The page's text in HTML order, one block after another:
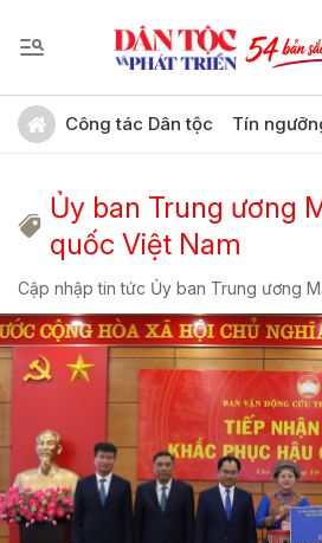
Công tác Dân tộc Tín
Ủy ban Trung ương
quốc Việt Nam
Cập nhập tin tức Ủy ban Trung ương